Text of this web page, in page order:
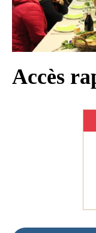
Mon
Mes
Séjourner
Nos
Accès